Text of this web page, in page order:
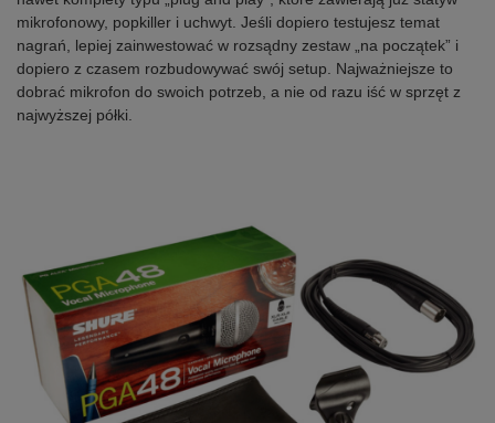
mikrofonowy, popkiller i uchwyt. Jeśli dopiero testujesz temat
nagrań, lepiej zainwestować w rozsądny zestaw „na początek” i
dopiero z czasem rozbudowywać swój setup. Najważniejsze to
dobrać mikrofon do swoich potrzeb, a nie od razu iść w sprzęt z
najwyższej półki.